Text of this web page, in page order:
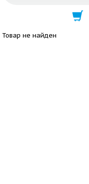
Товар не найден